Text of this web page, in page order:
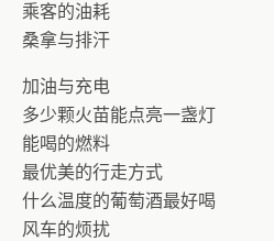
乘客的油耗
桑拿与排汗
加油与充电
多少颗火苗能点亮一盏灯
能喝的燃料
最优美的行走方式
什么温度的葡萄酒最好喝
风车的烦扰